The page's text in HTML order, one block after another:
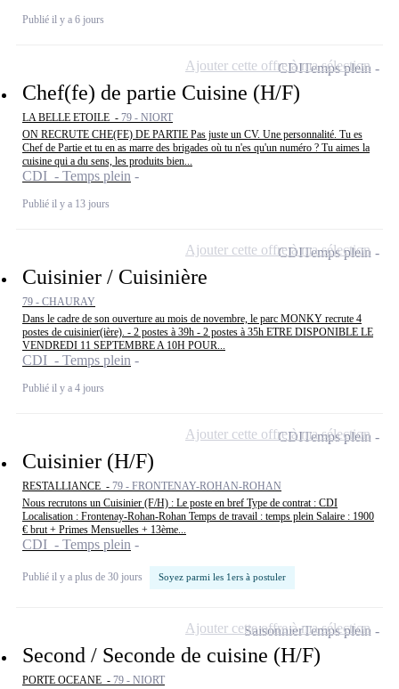
Publié il y a 6 jours
Chef(fe) de partie Cuisine (H/F)
LA BELLE ETOILE - 79 - NIORT
ON RECRUTE CHE(FE) DE PARTIE Pas juste un CV. Une personnalité. Tu es
Chef de Partie et tu en as marre des brigades où tu n'es qu'un numéro ? Tu aimes la
cuisine qui a du sens, les produits bien...
CDI - Temps plein
Publié il y a 13 jours
CDITemps plein
Ajouter cette offre à ma sélection
Cuisinier / Cuisinière
79 - CHAURAY
Dans le cadre de son ouverture au mois de novembre, le parc MONKY recrute 4
postes de cuisinier(ière). - 2 postes à 39h - 2 postes à 35h ETRE DISPONIBLE LE
VENDREDI 11 SEPTEMBRE A 10H POUR...
CDI - Temps plein
Publié il y a 4 jours
CDITemps plein
Ajouter cette offre à ma sélection
Cuisinier (H/F)
RESTALLIANCE - 79 - FRONTENAY-ROHAN-ROHAN
Nous recrutons un Cuisinier (F/H) : Le poste en bref Type de contrat : CDI
Localisation : Frontenay-Rohan-Rohan Temps de travail : temps plein Salaire : 1900
€ brut + Primes Mensuelles + 13ème...
CDI - Temps plein
Publié il y a plus de 30 jours Soyez parmi les 1ers à postuler
CDITemps plein
Ajouter cette offre à ma sélection
Second / Seconde de cuisine (H/F)
PORTE OCEANE - 79 - NIORT
SaisonnierTemps plein
Ajouter cette offre à ma sélection